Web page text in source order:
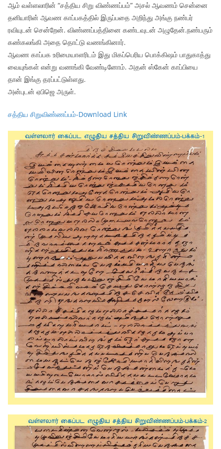
ஆம் வள்ளலாரின் “சத்திய சிறு விண்ணப்பம்” அசல் ஆவணம் சென்னை
தனியாரின் ஆவண காப்பகத்தில் இருப்பதை அறிந்து அங்கு நண்பர்
ரவியுடன் சென்றேன். விண்ணப்பத்தினை கண்டவுடன் அழுதேன்.நண்பரும்
கண்கலங்கி அதை தொட்டு வணங்கினார்.
ஆவண காப்பக உரிமையாளரிடம் இது மிகப்பெரிய பொக்கிஷம் பாதுகாத்து
வையுங்கள் என்று வணங்கி வேண்டினோம். அதன் ஸ்கேன் காப்பியை
தான் இங்கு தரப்பட்டுள்ளது.
அன்புடன் ஏபிஜெ அருள்.
சத்திய சிறுவிண்ணப்பம்-Download Link